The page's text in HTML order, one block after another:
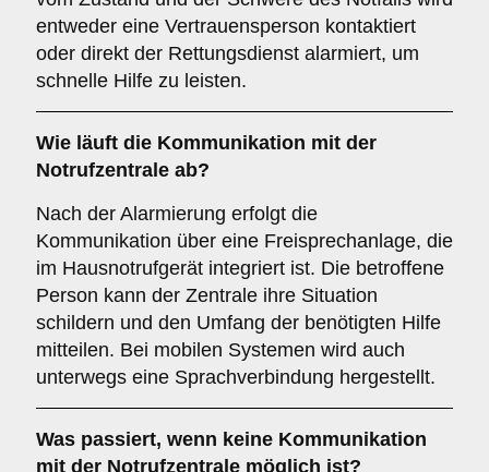
entweder eine Vertrauensperson kontaktiert
oder direkt der Rettungsdienst alarmiert, um
schnelle Hilfe zu leisten.
Wie läuft die Kommunikation mit der
Notrufzentrale ab?
Nach der Alarmierung erfolgt die
Kommunikation über eine Freisprechanlage, die
im Hausnotrufgerät integriert ist. Die betroffene
Person kann der Zentrale ihre Situation
schildern und den Umfang der benötigten Hilfe
mitteilen. Bei mobilen Systemen wird auch
unterwegs eine Sprachverbindung hergestellt.
Was passiert, wenn keine Kommunikation
mit der Notrufzentrale möglich ist?